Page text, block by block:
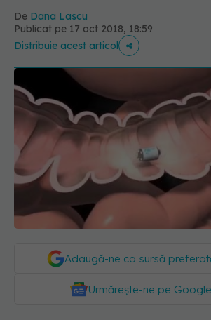
De Dana Lascu
Publicat pe 17 oct 2018, 18:59
Distribuie acest articol
Adaugă-ne ca sursă
Urmărește-ne pe